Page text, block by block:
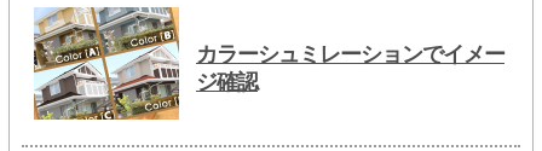
カラーシュミレーションでイメー
ジ確認